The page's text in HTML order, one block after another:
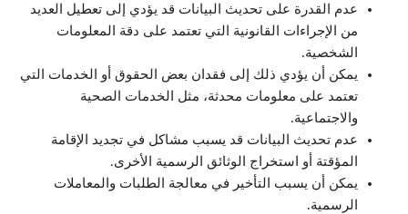
عدم القدرة على تحديث البيانات قد يؤدي إلى تعطيل العديد
من الإجراءات القانونية التي تعتمد على دقة المعلومات
الشخصية.
يمكن أن يؤدي ذلك إلى فقدان بعض الحقوق أو الخدمات التي
تعتمد على معلومات محدثة، مثل الخدمات الصحية
والاجتماعية.
عدم تحديث البيانات قد يسبب مشاكل في تجديد الإقامة
المؤقتة أو استخراج الوثائق الرسمية الأخرى.
يمكن أن يسبب التأخير في معالجة الطلبات والمعاملات
الرسمية.